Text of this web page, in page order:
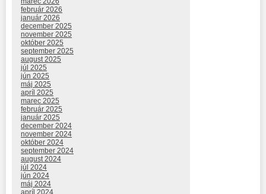
február 2026
január 2026
december 2025
november 2025
október 2025
september 2025
august 2025
júl 2025
jún 2025
máj 2025
apríl 2025
marec 2025
február 2025
január 2025
december 2024
november 2024
október 2024
september 2024
august 2024
júl 2024
jún 2024
máj 2024
apríl 2024